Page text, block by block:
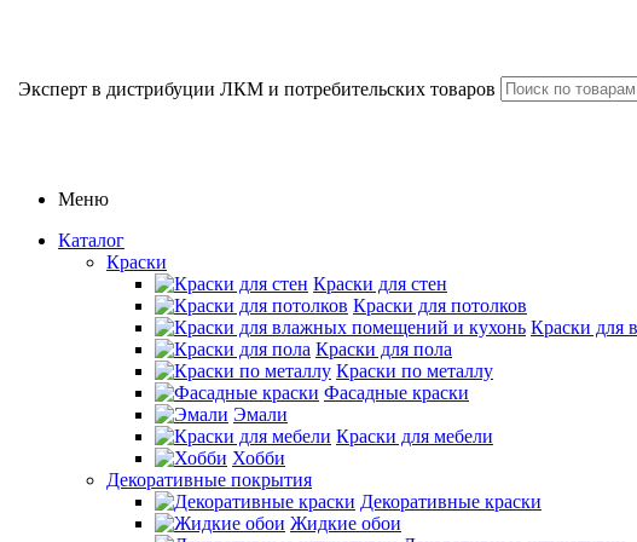
Эксперт в дистрибуции ЛКМ и потребительских товаров
Меню
Каталог
Краски
Краски для стен
Краски для потолков
Краски для
Краски для пола
Краски по металлу
Фасадные краски
Эмали
Краски для мебели
Хобби
Декоративные покрытия
Декоративные краски
Жидкие обои